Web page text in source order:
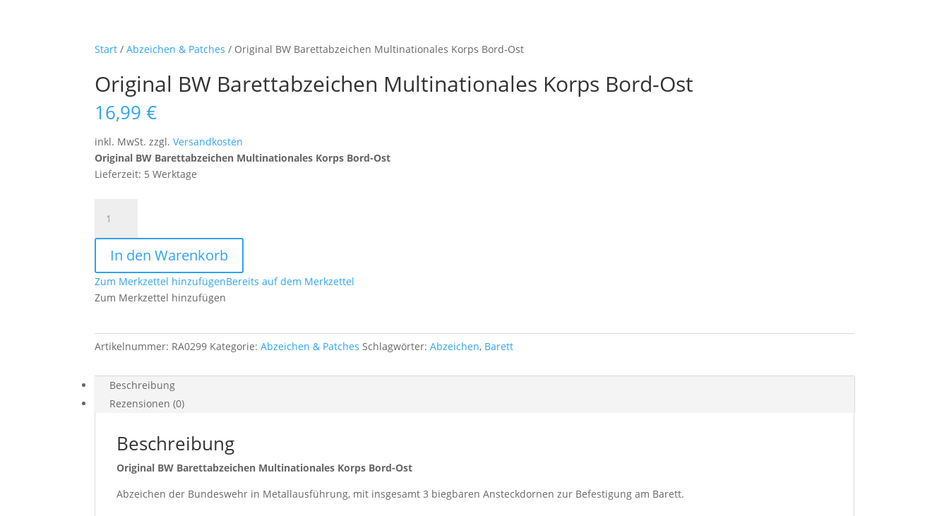
Start /Abzeichen & Patches / Original BW Barettabzeichen Multinationales Korps Bord-Ost
Original BW Barettabzeichen Multinationales Korps Bord-Ost
16,99€
inkl. MwSt. zzgl.Versandkosten
Original BW Barettabzeichen Multinationales Korps Bord-Ost
Lieferzeit: 5 Werktage
BW
Barettabzeichen
Multinationales
Korps
Bord-
Ost
In den Warenkorb
Zum Merkzettel hinzufügenBereits auf dem Merkzettel
Zum Merkzettel hinzufügen
Artikelnummer: RA0299 Kategorie:Abzeichen & Patches Schlagwörter:Abzeichen, Barett
Beschreibung
Rezensionen (0)
Beschreibung
Original BW Barettabzeichen Multinationales Korps Bord-Ost
Abzeichen der Bundeswehr in Metallausführung, mit insgesamt 3 biegbaren Ansteckdornen zur Befestigung am Barett.